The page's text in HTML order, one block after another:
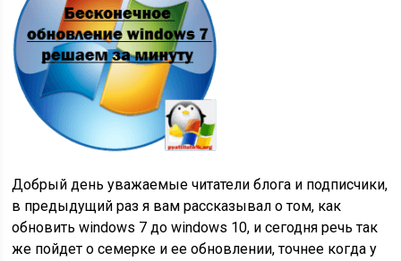
Добрый день уважаемые читатели блога и подписчики,
в предыдущий раз я вам рассказывал о том, как
обновить windows 7 до windows 10, и сегодня речь так
же пойдет о семерке и ее обновлении, точнее когда у